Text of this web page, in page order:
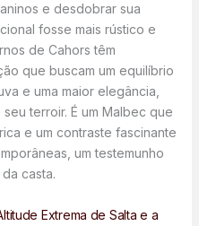
e desdobrar sua
fosse mais rústico e
de Cahors têm
que buscam um equilíbrio
e uma maior elegância,
terroir. É um Malbec que
e um contraste fascinante
um testemunho
casta.
Extrema de Salta e a